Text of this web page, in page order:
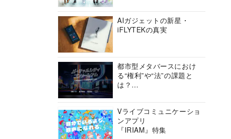
AIガジェットの新星・
iFLYTEKの真実
都市型メタバースにおけ
る“権利”や“法”の課題と
は？
ーシアムの挑戦に迫る
Vライブコミュニケーショ
ンアプリ
『IRIAM』特集